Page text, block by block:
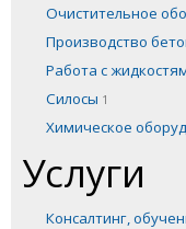
Очистительное
Производство
Работа с
Силосы 1
Химическое
Услуги
Консалтинг,